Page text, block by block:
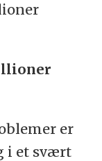
er
i et svært